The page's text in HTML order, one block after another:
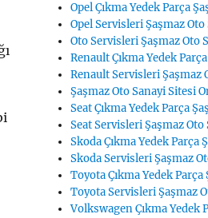
Opel Çıkma Yedek Parça
Opel Servisleri Şaşmaz Oto
Oto Servisleri Şaşmaz Oto
Renault Çıkma Yedek
Renault Servisleri Şaşmaz
Şaşmaz Oto Sanayi Sitesi
Seat Çıkma Yedek Parça
Seat Servisleri Şaşmaz Oto
Skoda Çıkma Yedek Parça
Skoda Servisleri Şaşmaz
Toyota Çıkma Yedek Parça
Toyota Servisleri Şaşmaz
Volkswagen Çıkma Yedek